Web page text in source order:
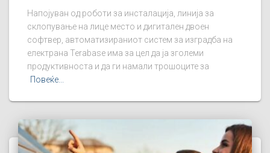
Напојуван од роботи за инсталација, линија за
склопување на лице место и дигитален двоен
софтвер, автоматизираниот систем за изградба на
електрана Terabase има за цел да ја зголеми
продуктивноста и да ги намали трошоците за
Повеќе...